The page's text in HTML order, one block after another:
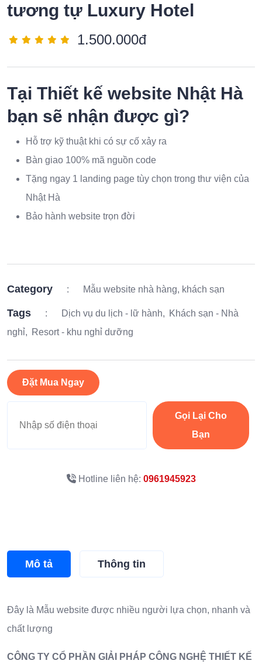
tương tự Luxury Hotel
1.500.000đ
Tại Thiết kế website Nhật Hà
bạn sẽ nhận được gì?
Hỗ trợ kỹ thuật khi có sự cố xảy ra
Bàn giao 100% mã nguồn code
Tặng ngay 1 landing page tùy chọn trong thư viện của
Nhật Hà
Bảo hành website trọn đời
Category : Mẫu website nhà hàng, khách sạn
Tags : Dịch vụ du lịch - lữ hành
Khách sạn - Nhà
nghỉ
Resort - khu nghỉ dưỡng
Đặt Mua Ngay
Gọi Lại Cho
Bạn
Hotline liên hệ: 0961945923
Mô tả Thông tin
Đây là Mẫu website được nhiều người lựa chọn, nhanh và
chất lượng
CÔNG TY CỔ PHẦN GIẢI PHÁP CÔNG NGHỆ THIẾT KẾ